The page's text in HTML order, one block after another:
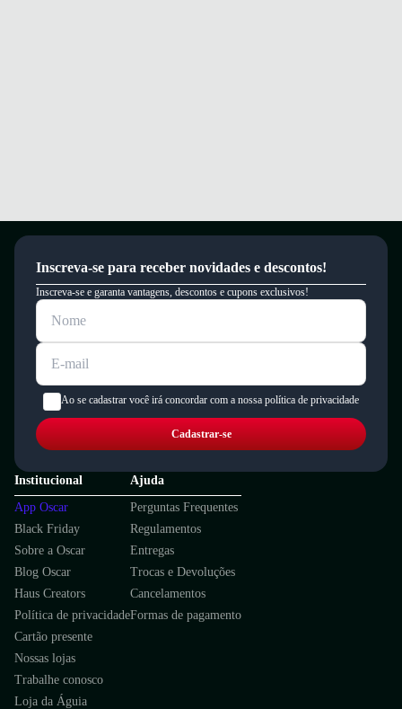
Inscreva-se para receber novidades e descontos!
Inscreva-se e garanta vantagens, descontos e cupons exclusivos!
Ao se cadastrar você irá concordar com a nossa política de privacidade
Cadastrar-se
Institucional
App Oscar
Black Friday
Sobre a Oscar
Blog Oscar
Haus Creators
Política de privacidade
Cartão presente
Nossas lojas
Trabalhe conosco
Loja da Águia
Ajuda
Perguntas Frequentes
Regulamentos
Entregas
Trocas e Devoluções
Cancelamentos
Formas de pagamento